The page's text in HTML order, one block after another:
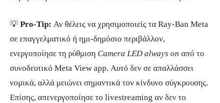
💡 Pro-Tip: Αν θέλεις να χρησιμοποιείς τα Ray-Ban Meta
σε επαγγελματικό ή ημι-δημόσιο περιβάλλον,
ενεργοποίησε τη ρύθμιση Camera LED always on από το
συνοδευτικό Meta View app. Αυτό δεν σε απαλλάσσει
νομικά, αλλά μειώνει σημαντικά τον κίνδυνο σύγκρουσης.
Επίσης, απενεργοποίησε το livestreaming αν δεν το